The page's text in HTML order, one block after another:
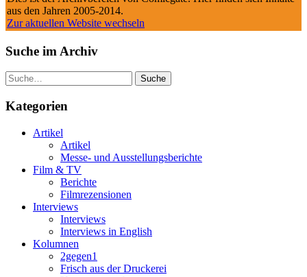
aus den Jahren 2005-2014.
Zur aktuellen Website wechseln
Suche im Archiv
Suche
Kategorien
Artikel
Artikel
Messe- und Ausstellungsberichte
Film & TV
Berichte
Filmrezensionen
Interviews
Interviews
Interviews in English
Kolumnen
2gegen1
Frisch aus der Druckerei